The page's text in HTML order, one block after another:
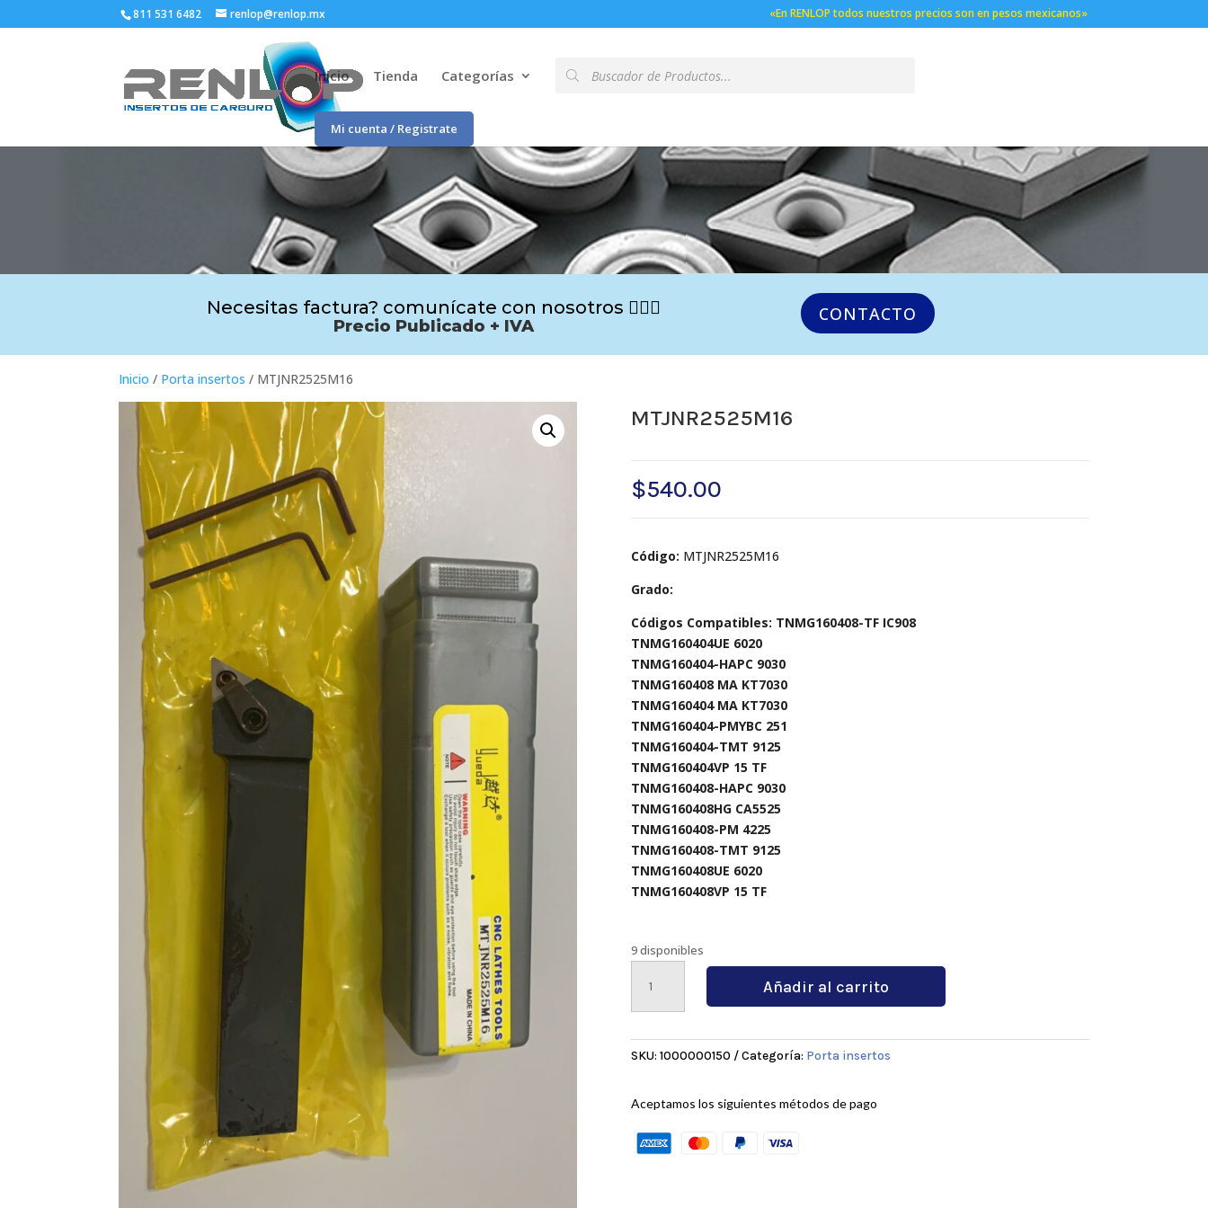
811 531 6482 renlop@renlop.mx «En RENLOP todos nuestros precios son en pesos mexicanos»
Inicio Tienda Categorías de
productos
Mi cuenta / Registrate
Necesitas factura? comunícate con nosotros 🙋🏻‍♂️
Precio Publicado + IVA
CONTACTO
Inicio / Porta insertos / MTJNR2525M16
MTJNR2525M16
$540.00
Código: MTJNR2525M16
Grado:
Códigos Compatibles: TNMG160408-TF IC908
TNMG160404UE 6020
TNMG160404-HAPC 9030
TNMG160408 MA KT7030
TNMG160404 MA KT7030
TNMG160404-PMYBC 251
TNMG160404-TMT 9125
TNMG160404VP 15 TF
TNMG160408-HAPC 9030
TNMG160408HG CA5525
TNMG160408-PM 4225
TNMG160408-TMT 9125
TNMG160408UE 6020
TNMG160408VP 15 TF
9 disponibles
MTJNR2525M16
cantidad
Añadir al carrito
SKU: 1000000150 Categoría: Porta insertos
Aceptamos los siguientes métodos de pago